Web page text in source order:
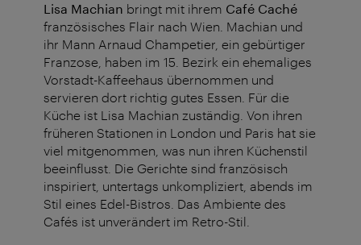
Lisa Machian bringt mit ihrem Café Caché
französisches Flair nach Wien. Machian und
ihr Mann Arnaud Champetier, ein gebürtiger
Franzose, haben im 15. Bezirk ein ehemaliges
Vorstadt-Kaffeehaus übernommen und
servieren dort richtig gutes Essen. Für die
Küche ist Lisa Machian zuständig. Von ihren
früheren Stationen in London und Paris hat sie
viel mitgenommen, was nun ihren Küchenstil
beeinflusst. Die Gerichte sind französisch
inspiriert, untertags unkompliziert, abends im
Stil eines Edel-Bistros. Das Ambiente des
Cafés ist unverändert im Retro-Stil.